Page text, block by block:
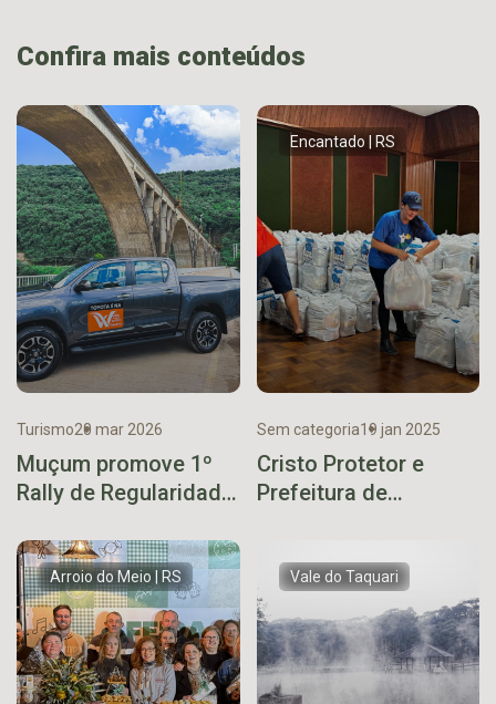
Confira mais conteúdos
Turismo20 mar 2026
Muçum promove 1º
Rally de Regularidade
programação do Viva
Muçum
Encantado | RS
Sem categoria19 jan 2025
Cristo Protetor e
Prefeitura de
vítimas das
enchentes em SC
Arroio do Meio | RS Vale do Taquari